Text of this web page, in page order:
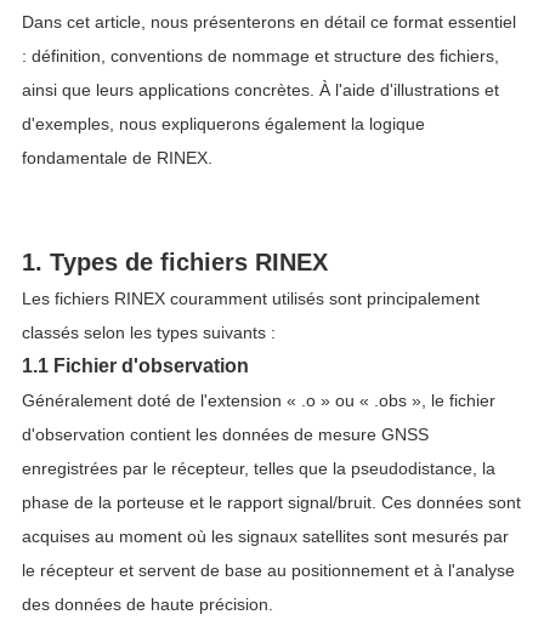
Dans cet article, nous présenterons en détail ce format essentiel
: définition, conventions de nommage et structure des fichiers,
ainsi que leurs applications concrètes. À l'aide d'illustrations et
d'exemples, nous expliquerons également la logique
fondamentale de RINEX.
1. Types de fichiers RINEX
Les fichiers RINEX couramment utilisés sont principalement
classés selon les types suivants :
1.1 Fichier d'observation
Généralement doté de l'extension « .o » ou « .obs », le fichier
d'observation contient les données de mesure GNSS
enregistrées par le récepteur, telles que la pseudodistance, la
phase de la porteuse et le rapport signal/bruit. Ces données sont
acquises au moment où les signaux satellites sont mesurés par
le récepteur et servent de base au positionnement et à l'analyse
des données de haute précision.